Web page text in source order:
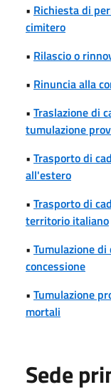
• Richiesta di
cimitero
• Rilascio o
• Rinuncia alla
• Traslazione di
tumulazione
• Trasporto di
all'estero
• Trasporto di
territorio italiano
• Tumulazione
concessione
• Tumulazione
mortali
Sede